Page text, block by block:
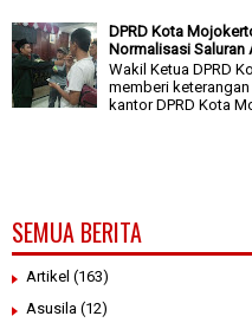
DPRD Kota
Normalisasi Saluran
Wakil Ketua DPRD
memberi
kantor DPRD Kota
SEMUA BERITA
Artikel (163)
Asusila (12)